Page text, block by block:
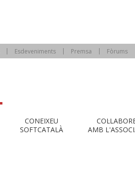
Esdeveniments Premsa Fòrums
CONEIXEU
SOFTCATALÀ
AMB